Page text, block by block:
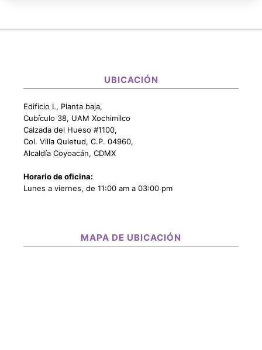
UBICACIÓN
Edificio L, Planta baja,
Cubículo 38, UAM Xochimilco
Calzada del Hueso #1100,
Col. Villa Quietud, C.P. 04960,
Alcaldía Coyoacán, CDMX
Horario de oficina:
Lunes a viernes, de 11:00 am a 03:00 pm
MAPA DE UBICACIÓN